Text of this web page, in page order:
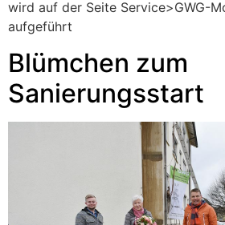
wird auf der Seite Service>GWG-
aufgeführt
Blümchen zum
Sanierungsstart